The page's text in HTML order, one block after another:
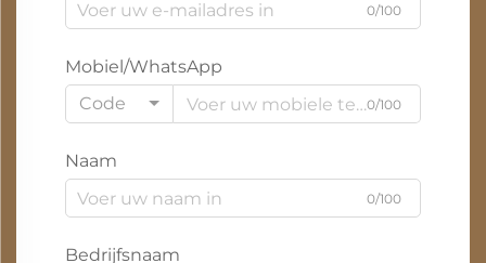
0/100
Mobiel/WhatsApp
Code
0/100
Naam
0/100
Bedrijfsnaam